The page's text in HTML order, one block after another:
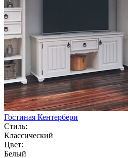
Гостиная Кентербери
Стиль:
Классический
Цвет:
Белый